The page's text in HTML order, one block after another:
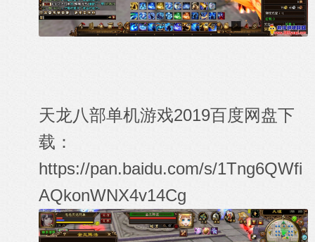
天龙八部单机游戏2019百度网盘下
载：
https://pan.baidu.com/s/1Tng6QWfi
AQkonWNX4v14Cg